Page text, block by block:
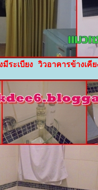
มีระเบียง วิวอาคารข้างเคีย